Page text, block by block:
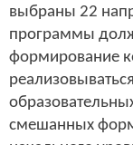
выбраны 22
программы
формирование
смешанных